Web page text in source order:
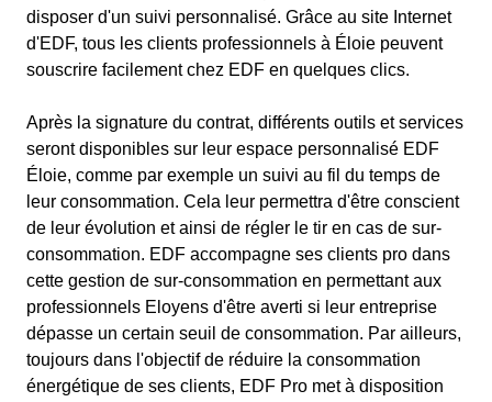
disposer d'un suivi personnalisé. Grâce au site Internet
d'EDF, tous les clients professionnels à Éloie peuvent
souscrire facilement chez EDF en quelques clics.
Après la signature du contrat, différents outils et services
seront disponibles sur leur espace personnalisé EDF
Éloie, comme par exemple un suivi au fil du temps de
leur consommation. Cela leur permettra d'être conscient
de leur évolution et ainsi de régler le tir en cas de sur-
consommation. EDF accompagne ses clients pro dans
cette gestion de sur-consommation en permettant aux
professionnels Eloyens d'être averti si leur entreprise
dépasse un certain seuil de consommation. Par ailleurs,
toujours dans l'objectif de réduire la consommation
énergétique de ses clients, EDF Pro met à disposition